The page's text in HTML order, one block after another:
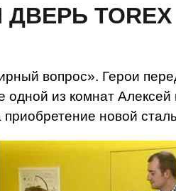
вопрос». Герои
одной из комнат
новой